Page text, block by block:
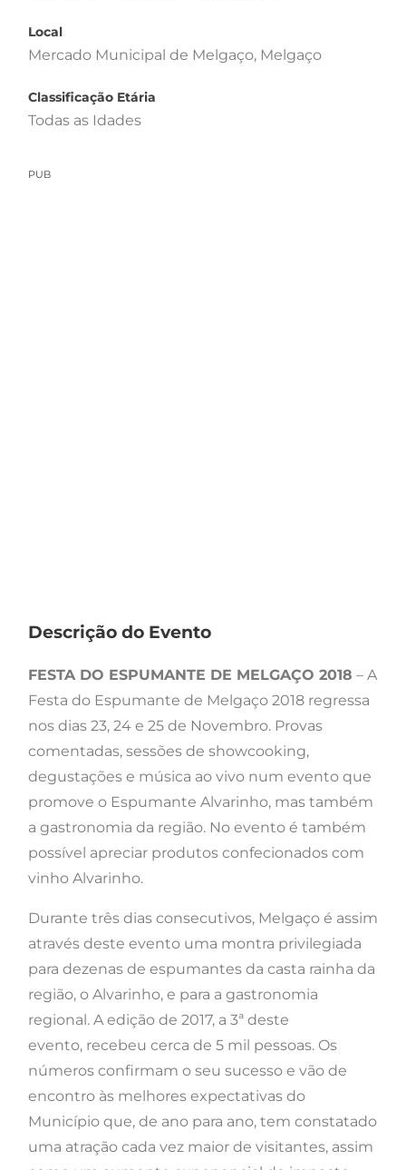
Local
Mercado Municipal de Melgaço, Melgaço
Classificação Etária
Todas as Idades
PUB
Descrição do Evento
FESTA DO ESPUMANTE DE MELGAÇO 2018 – A
Festa do Espumante de Melgaço 2018 regressa
nos dias 23, 24 e 25 de Novembro. Provas
comentadas, sessões de showcooking,
degustações e música ao vivo num evento que
promove o Espumante Alvarinho, mas também
a gastronomia da região. No evento é também
possível apreciar produtos confecionados com
vinho Alvarinho.
Durante três dias consecutivos, Melgaço é assim
através deste evento uma montra privilegiada
para dezenas de espumantes da casta rainha da
região, o Alvarinho, e para a gastronomia
regional. A edição de 2017, a 3ª deste
evento, recebeu cerca de 5 mil pessoas. Os
números confirmam o seu sucesso e vão de
encontro às melhores expectativas do
Município que, de ano para ano, tem constatado
uma atração cada vez maior de visitantes, assim